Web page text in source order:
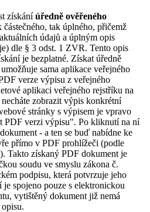
získáníúředně ověřeného
částečného, tak úplného, přičemž
údajů a úplným opis
dle § 3 odst. 1 ZVR. Tento opis
je bezplatné. Získat úředně
sama aplikace veřejného
verze výpisu z veřejného
aplikaci veřejného rejstříku na
necháte zobrazit výpis konkrétní
stránky s výpisem je vpravo
PDF verzi výpisu". Po kliknutí na ní
- a ten se buď nabídne ke
přímo v PDF prohlížeči (podle
Takto získaný PDF dokument je
soudu ve smyslu zákona č.
podpisu, která potvrzuje jeho
spojeno pouze s elektronickou
vytištěný dokument již nemá